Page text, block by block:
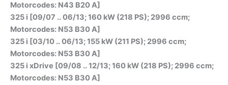
Motorcodes: N43 B20 A]
325 i [09/07 .. 06/13; 160 kW (218 PS); 2996 ccm;
Motorcodes: N53 B30 A]
325 i [03/10 .. 06/13; 155 kW (211 PS); 2996 ccm;
Motorcodes: N53 B30 A]
325 i xDrive [09/08 .. 12/13; 160 kW (218 PS); 2996 ccm;
Motorcodes: N53 B30 A]